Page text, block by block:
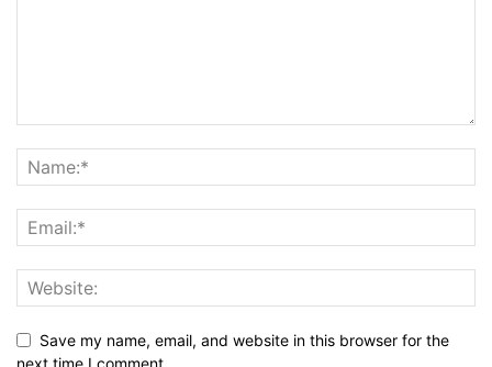
Save my name, email, and website in this browser for the
next time I comment.